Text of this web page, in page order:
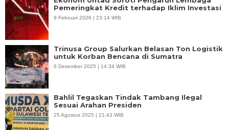
Pemeringkat Kredit terhadap Iklim Investasi
9 Februari 2026 | 23:14 WIB
Trinusa Group Salurkan Belasan Ton Logistik
untuk Korban Bencana di Sumatra
6 Desember 2025 | 14:34 WIB
Bahlil Tegaskan Tindak Tambang Ilegal
Sesuai Arahan Presiden
25 Agustus 2025 | 21:43 WIB